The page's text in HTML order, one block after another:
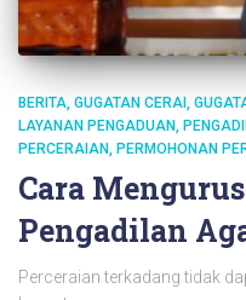
BERITA GUGATAN CERAI
LAYANAN PENGADUAN
PERCERAIAN
PERMOHONAN
Cara
Pengadilan
Perceraian terkadang tidak